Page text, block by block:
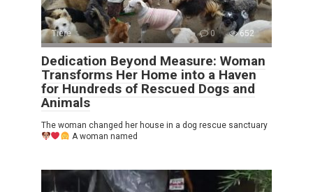
Tiere 0 652
Dedication Beyond Measure: Woman
Transforms Her Home into a Haven
for Hundreds of Rescued Dogs and
Animals
The woman changed her house in a dog rescue sanctuary
A woman named